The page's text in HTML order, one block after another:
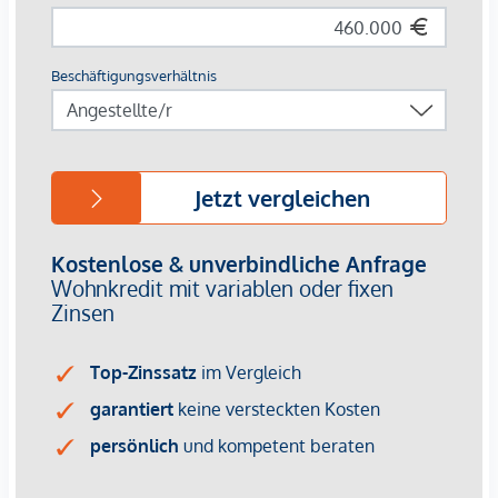
Klinik <250m
Krankenhaus <250m
Kinder & Schulen
Schule <250m
Kindergarten <250m
Höhere Schule <750m
Supermarkt <250m
Bäckerei <250m
Einkaufszentrum <750m